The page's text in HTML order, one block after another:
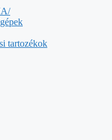
tartozékok